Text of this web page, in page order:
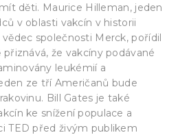
děti. Maurice Hilleman, jeden
v oblasti vakcín v historii
společnosti Merck, pořídil
že vakcíny podávané
leukémií a
ze tří Američanů bude
Bill Gates je také
ke snížení populace a
TED před živým publikem